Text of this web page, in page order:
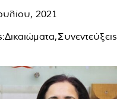
2021
Δικαιώματα,Συνεντεύξεις